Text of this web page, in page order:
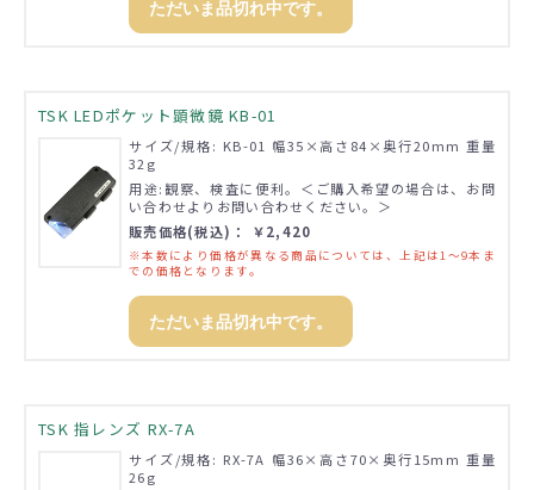
ただいま品切れ中です。
TSK LEDポケット顕微鏡 KB-01
サイズ/規格: KB-01 幅35×高さ84×奥行20mm 重量
32g
用途:観察、検査に便利。＜ご購入希望の場合は、お問
い合わせよりお問い合わせください。＞
販売価格(税込)： ￥2,420
※本数により価格が異なる商品については、上記は1～9本ま
での価格となります。
ただいま品切れ中です。
TSK 指レンズ RX-7A
サイズ/規格: RX-7A 幅36×高さ70×奥行15mm 重量
26g